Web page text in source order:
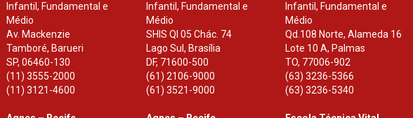
Infantil, Fundamental e
Médio
Av. Mackenzie
Tamboré, Barueri
SP,06460-130
(11) 3555-2000
(11) 3121-4600
Infantil, Fundamental e
Médio
SHIS Ql 05 Chác. 74
Lago Sul, Brasília
DF, 71600-500
(61) 2106-9000
(61) 3521-9000
Infantil, Fundamental e
Médio
Qd.108 Norte, Alameda 16
Lote 10 A, Palmas
TO, 77006-902
(63) 3236-5366
(63) 3236-5340